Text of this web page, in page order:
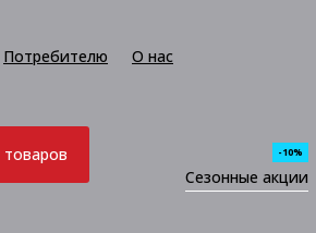
Потребителю О нас
товаров
Сезонные акции
-10%